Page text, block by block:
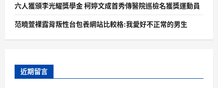
六人獲頒李光耀獎學金 柯婷文成首秀傳醫院巡檢名獲獎運動員
范曉萱裸露背叛性台包養網站比較格:我愛好不正常的男生
近期留言